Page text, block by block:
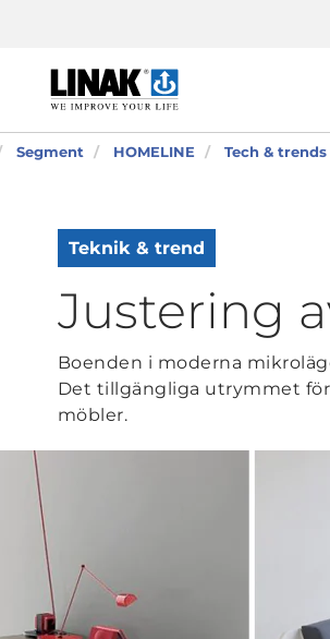
Segment HOMELINE Tech & trends
Teknik & trend
Justering
Boenden i moderna
Det tillgängliga utrymmet
möbler.